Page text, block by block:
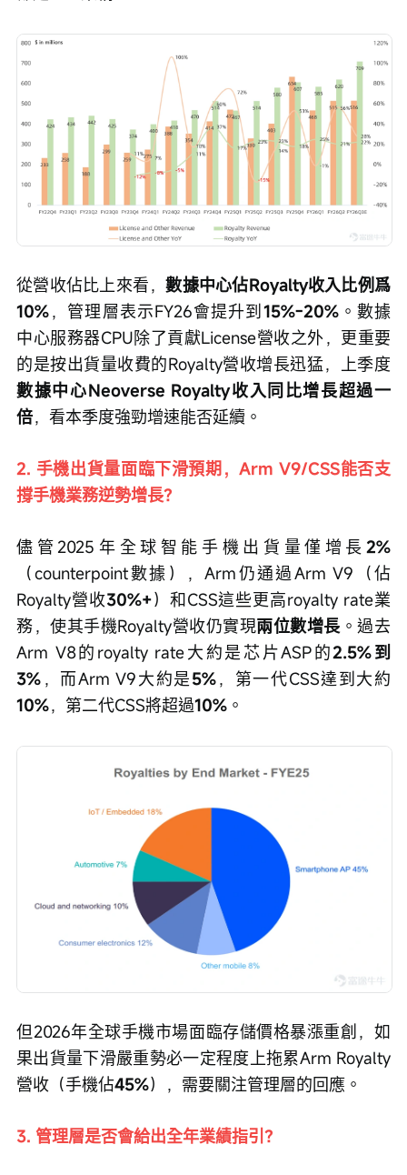
從營收佔比上來看，數據中心佔Royalty收入比例爲
10%，管理層表示FY26會提升到15%-20%。數據
中心服務器CPU除了貢獻License營收之外，更重要
的是按出貨量收費的Royalty營收增長迅猛，上季度
數據中心Neoverse Royalty收入同比增長超過一
倍，看本季度強勁增速能否延續。
2. 手機出貨量面臨下滑預期，Arm V9/CSS能否支
撐手機業務逆勢增長？
儘管2025年全球智能手機出貨量僅增長 2%
（counterpoint數據），Arm仍通過Arm V9（佔
Royalty營收30%+）和CSS這些更高royalty rate業
務，使其手機Royalty營收仍實現兩位數增長。過去
Arm V8的royalty rate大約是芯片ASP的2.5%到
3% ，而Arm V9大約是5%，第一代CSS達到大約
10%，第二代CSS將超過10% 。
但2026年全球手機市場面臨存儲價格暴漲重創，如
果出貨量下滑嚴重勢必一定程度上拖累Arm Royalty
營收（手機佔45%），需要關注管理層的回應。
3. 管理層是否會給出全年業績指引？